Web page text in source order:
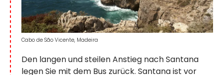
Den langen und steilen Anstieg nach Santana
legen Sie mit dem Bus zurück. Santana ist vor
Cabo de São Vicente, Madeira